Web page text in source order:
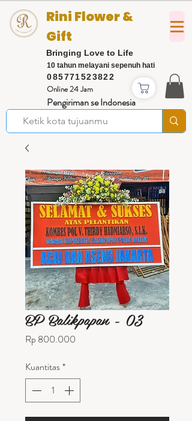
085771523822
Rini Flower &
Gift
Bringing Love to Life
Online 24 Jam
Pengiriman se Indonesia
10 tahun melayani sepenuh hati
BP Balikpapan - 03
Rp 800.000
Kuantitas*